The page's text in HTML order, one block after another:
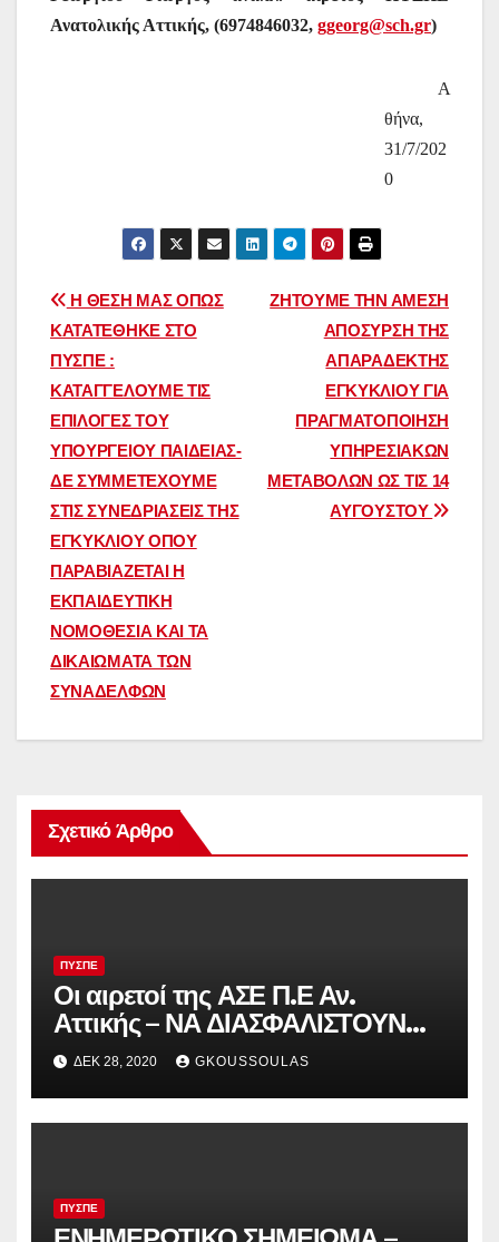
Ανατολικής Αττικής, (6974846032, ggeorg@sch.gr)
Α
θήνα,
31/7/202
0
Πλοήγηση
άρθρων
ΖΗΤΟΥΜΕ ΤΗΝ ΑΜΕΣΗ
ΑΠΟΣΥΡΣΗ ΤΗΣ
ΑΠΑΡΑΔΕΚΤΗΣ
ΕΓΚΥΚΛΙΟΥ ΓΙΑ
ΠΡΑΓΜΑΤΟΠΟΙΗΣΗ
ΥΠΗΡΕΣΙΑΚΩΝ
ΜΕΤΑΒΟΛΩΝ ΩΣ ΤΙΣ 14
ΑΥΓΟΥΣΤΟΥ
Η ΘΕΣΗ ΜΑΣ ΟΠΩΣ
ΚΑΤΑΤΕΘΗΚΕ ΣΤΟ
ΠΥΣΠΕ :
ΚΑΤΑΓΓΕΛΟΥΜΕ ΤΙΣ
ΕΠΙΛΟΓΕΣ ΤΟΥ
ΥΠΟΥΡΓΕΙΟΥ ΠΑΙΔΕΙΑΣ-
ΔΕ ΣΥΜΜΕΤΕΧΟΥΜΕ
ΣΤΙΣ ΣΥΝΕΔΡΙΑΣΕΙΣ ΤΗΣ
ΕΓΚΥΚΛΙΟΥ ΟΠΟΥ
ΠΑΡΑΒΙΑΖΕΤΑΙ Η
ΕΚΠΑΙΔΕΥΤΙΚΗ
ΝΟΜΟΘΕΣΙΑ ΚΑΙ ΤΑ
ΔΙΚΑΙΩΜΑΤΑ ΤΩΝ
ΣΥΝΑΔΕΛΦΩΝ
Σχετικό Άρθρο
ΠΥΣΠΕ
Οι αιρετοί της ΑΣΕ Π.Ε Αν.
Αττικής – ΝΑ ΔΙΑΣΦΑΛΙΣΤΟΥΝ
ΕΔΩ ΚΑΙ ΤΩΡΑ ΤΑ ΕΡΓΑΣΙΑΚΑ
ΔΙΚΑΙΩΜΑΤΑ ΤΩΝ ΝΗΠΙΑΓΩΓΩΝ
ΣΤΑ 4ΘΕΣΙΑ ΣΧΟΛΕΙΑ
ΔΕΚ 28, 2020 GKOUSSOULAS
ΠΥΣΠΕ